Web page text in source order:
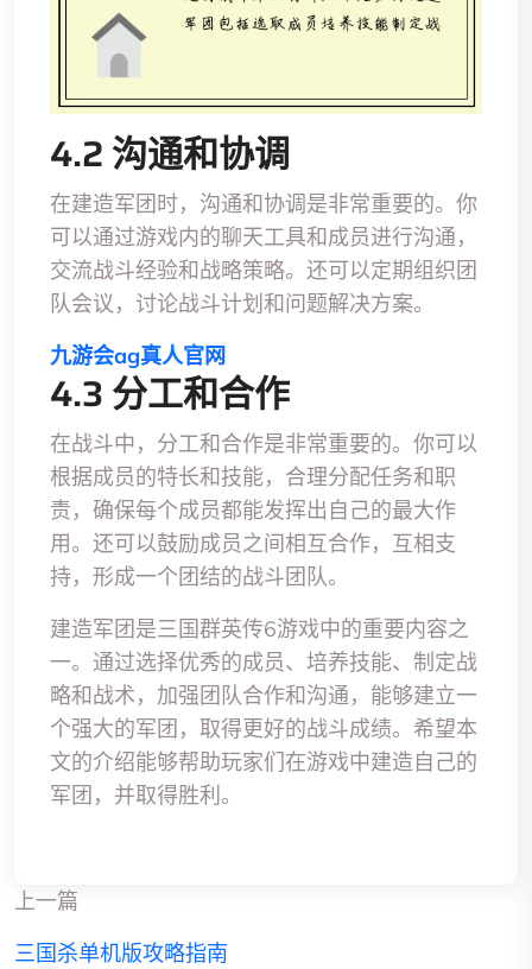
4.2 沟通和协调
在建造军团时，沟通和协调是非常重要的。你
可以通过游戏内的聊天工具和成员进行沟通，
交流战斗经验和战略策略。还可以定期组织团
队会议，讨论战斗计划和问题解决方案。
九游会ag真人官网
4.3 分工和合作
在战斗中，分工和合作是非常重要的。你可以
根据成员的特长和技能，合理分配任务和职
责，确保每个成员都能发挥出自己的最大作
用。还可以鼓励成员之间相互合作，互相支
持，形成一个团结的战斗团队。
建造军团是三国群英传6游戏中的重要内容之
一。通过选择优秀的成员、培养技能、制定战
略和战术，加强团队合作和沟通，能够建立一
个强大的军团，取得更好的战斗成绩。希望本
文的介绍能够帮助玩家们在游戏中建造自己的
军团，并取得胜利。
上一篇
三国杀单机版攻略指南